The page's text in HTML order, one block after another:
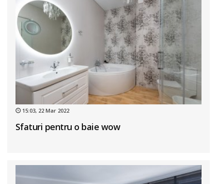
15:03, 22 Mar 2022
Sfaturi pentru o baie wow